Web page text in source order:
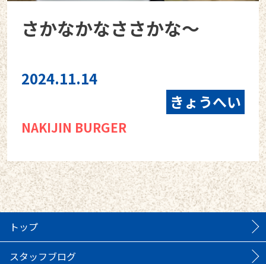
さかなかなささかな〜
2024.11.14
きょうへい
NAKIJIN BURGER
トップ
スタッフブログ